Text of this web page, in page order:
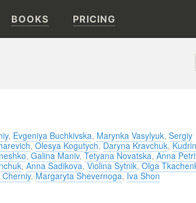
BOOKS PRICING
, Evgeniya Buchkivska, Marynka Vasylyuk, Sergiy
,Olesya Kogutych,Daryna Kravchuk,
,Galina Maniv,Tetyana Novatska,Anna
,Anna Sadikova,Violina Sytnik,Olga
,Margaryta Shevernoga,Iva Shon